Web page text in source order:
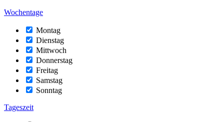
Wochentage
Montag
Dienstag
Mittwoch
Donnerstag
Freitag
Samstag
Sonntag
Tageszeit